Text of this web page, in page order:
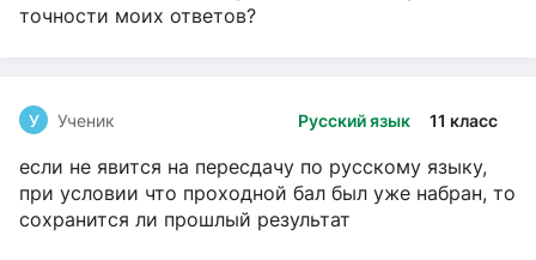
точности моих ответов?
Русский язык 11 класс
У Ученик
если не явится на пересдачу по русскому языку,
при условии что проходной бал был уже набран, то
сохранится ли прошлый результат